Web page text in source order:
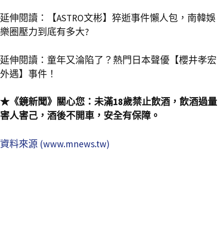
延伸閱讀：【ASTRO文彬】猝逝事件懶人包，南韓娛
樂圈壓力到底有多大?
延伸閱讀：童年又淪陷了？熱門日本聲優【櫻井孝宏
外遇】事件！
★《鏡新聞》關心您：未滿18歲禁止飲酒，飲酒過量
害人害己，酒後不開車，安全有保障。
資料來源 (www.mnews.tw)